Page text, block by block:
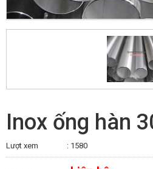
Inox ống hàn
Lượt xem : 1580